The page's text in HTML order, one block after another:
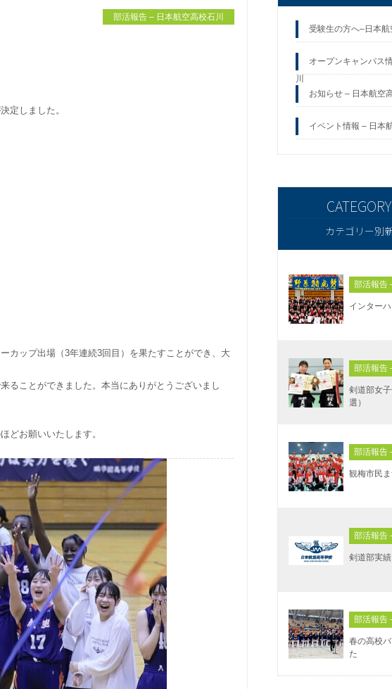
部活報告 – 日本航空高校石川
定しました。
カップ出場（3年連続3回目）を果たすことができ、大
ることができました。本当にありがとうございまし
どお願いいたします。
受験生の方へ–日本航
オープンキャンパス
川
お知らせ – 日本航空
イベント情報 – 日本
カテゴリー別
部活報告
インター
部活報告
剣道部女
選）
部活報告
観梅市民
部活報告
剣道部実績
部活報告
春の高校
た